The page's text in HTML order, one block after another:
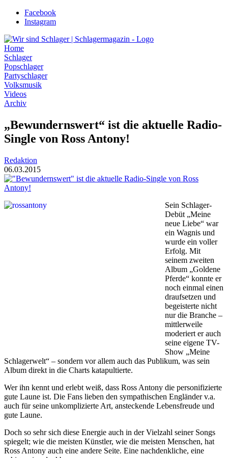
Zum
Inhalt
Facebook
Instagram
Home
Schlager
Popschlager
Partyschlager
Volksmusik
Videos
Archiv
„Bewundernswert“ ist die aktuelle Radio-
Single von Ross Antony!
Redaktion
06.03.2015
Sein Schlager-
Debüt „Meine
neue Liebe“ war
ein Wagnis und
wurde ein voller
Erfolg. Mit
seinem zweiten
Album „Goldene
Pferde“ konnte er
noch einmal einen
draufsetzen und
begeisterte nicht
nur die Branche –
mittlerweile
moderiert er auch
seine eigene TV-
Show „Meine
Schlagerwelt“ – sondern vor allem auch das Publikum, was sein
Album direkt in die Charts katapultierte.
Wer ihn kennt und erlebt weiß, dass Ross Antony die personifizierte
gute Laune ist. Die Fans lieben den sympathischen Engländer v.a.
auch für seine unkomplizierte Art, ansteckende Lebensfreude und
gute Laune.
Doch so sehr sich diese Energie auch in der Vielzahl seiner Songs
spiegelt; wie die meisten Künstler, wie die meisten Menschen, hat
Ross Antony auch eine andere Seite. Eine nachdenkliche, eine